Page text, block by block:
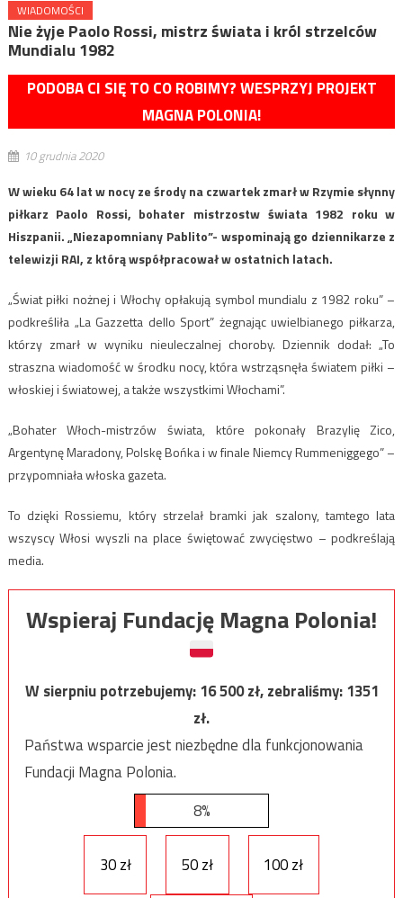
WIADOMOŚCI
Nie żyje Paolo Rossi, mistrz świata i król strzelców
Mundialu 1982
PODOBA CI SIĘ TO CO ROBIMY? WESPRZYJ PROJEKT
MAGNA POLONIA!
10 grudnia 2020
W wieku 64 lat w nocy ze środy na czwartek zmarł w Rzymie słynny
piłkarz Paolo Rossi, bohater mistrzostw świata 1982 roku w
Hiszpanii. „Niezapomniany Pablito”- wspominają go dziennikarze z
telewizji RAI, z którą współpracował w ostatnich latach.
„Świat piłki nożnej i Włochy opłakują symbol mundialu z 1982 roku” –
podkreśliła „La Gazzetta dello Sport” żegnając uwielbianego piłkarza,
którzy zmarł w wyniku nieuleczalnej choroby. Dziennik dodał: „To
straszna wiadomość w środku nocy, która wstrząsnęła światem piłki –
włoskiej i światowej, a także wszystkimi Włochami”.
„Bohater Włoch-mistrzów świata, które pokonały Brazylię Zico,
Argentynę Maradony, Polskę Bońka i w finale Niemcy Rummeniggego” –
przypomniała włoska gazeta.
To dzięki Rossiemu, który strzelał bramki jak szalony, tamtego lata
wszyscy Włosi wyszli na place świętować zwycięstwo – podkreślają
media.
Wspieraj Fundację Magna Polonia!
W sierpniu potrzebujemy:16 500zł, zebraliśmy:1351
zł.
Państwa wsparcie jest niezbędne dla funkcjonowania
Fundacji Magna Polonia.
8%
30 zł 50 zł 100 zł